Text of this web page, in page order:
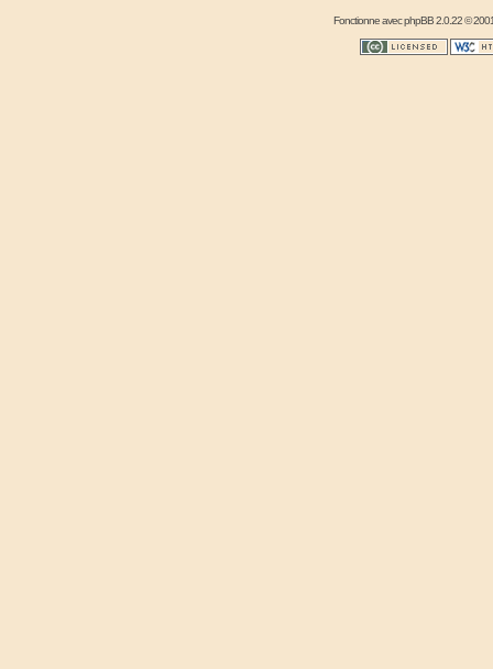
Fonctionne avecphpBB2.0.22 ©